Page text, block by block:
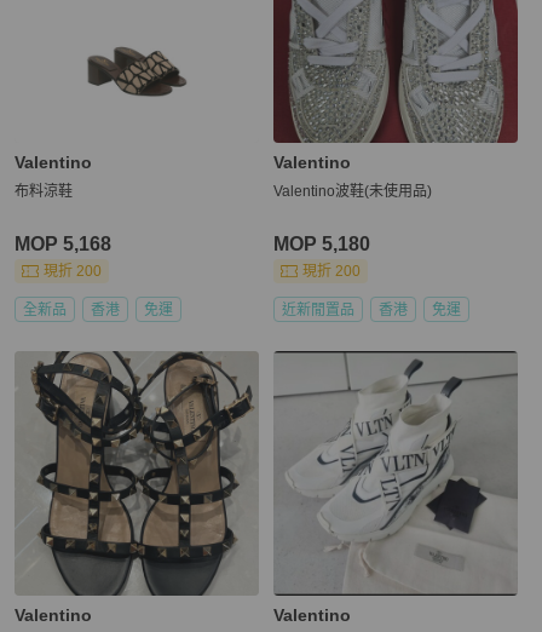
Valentino
布料涼鞋
MOP 5,168
現折 200
全新品 香港 免運
Valentino
Valentino波鞋(未使用品)
MOP 5,180
現折 200
近新閒置品 香港 免運
Valentino Valentino